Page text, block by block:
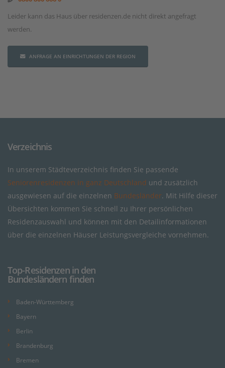
Leider kann das Haus über residenzen.de nicht direkt angefragt
werden.
ANFRAGE AN EINRICHTUNGEN DER REGION
Verzeichnis
In unserem Städteverzeichnis finden Sie passende
Seniorenresidenzen in ganz Deutschland und zusätzlich
ausgewiesen auf die einzelnen Bundesländer. Mit Hilfe dieser
Übersichten kommen Sie schnell zu Ihrer persönlichen
Residenzauswahl und können mit den Detailinformationen
über die einzelnen Häuser Leistungsvergleiche vornehmen.
Top-Residenzen in den
Bundesländern finden
Baden-Württemberg
Bayern
Berlin
Brandenburg
Bremen